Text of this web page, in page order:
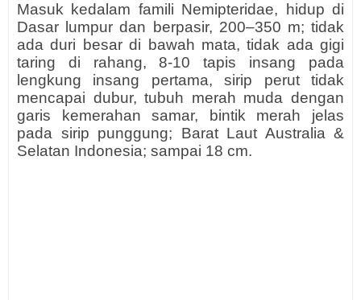
Masuk kedalam famili Nemipteridae, hidup di
Dasar lumpur dan berpasir, 200–350 m; tidak
ada duri besar di bawah mata, tidak ada gigi
taring di rahang, 8-10 tapis insang pada
lengkung insang pertama, sirip perut tidak
mencapai dubur, tubuh merah muda dengan
garis kemerahan samar, bintik merah jelas
pada sirip punggung; Barat Laut Australia &
Selatan Indonesia; sampai 18 cm.